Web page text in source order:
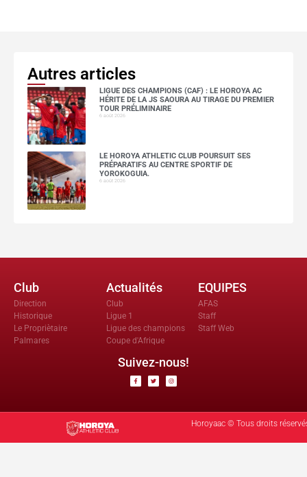
Autres articles
LIGUE DES CHAMPIONS (CAF) : LE HOROYA AC
HÉRITE DE LA JS SAOURA AU TIRAGE DU PREMIER
TOUR PRÉLIMINAIRE
6 août 2026
LE HOROYA ATHLETIC CLUB POURSUIT SES
PRÉPARATIFS AU CENTRE SPORTIF DE
YOROKOGUIA.
6 août 2026
Club
Direction
Historique
Le Propriètaire
Palmares
Actualités
Club
Ligue 1
Ligue des champions
Coupe d'Afrique
EQUIPES
AFAS
Staff
Staff Web
Suivez-nous!
Horoyaac © Tous droits